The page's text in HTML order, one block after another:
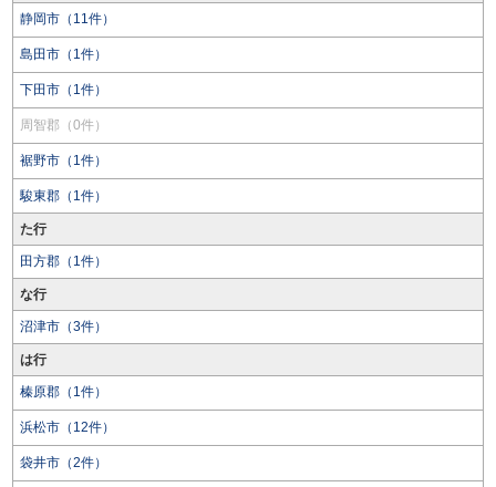
静岡市（11件）
島田市（1件）
下田市（1件）
周智郡（0件）
裾野市（1件）
駿東郡（1件）
た行
田方郡（1件）
な行
沼津市（3件）
は行
榛原郡（1件）
浜松市（12件）
袋井市（2件）